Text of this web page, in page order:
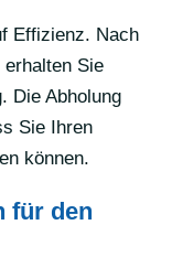
Effizienz. Nach
Sie
Die Abholung
Sie Ihren
können.
für den